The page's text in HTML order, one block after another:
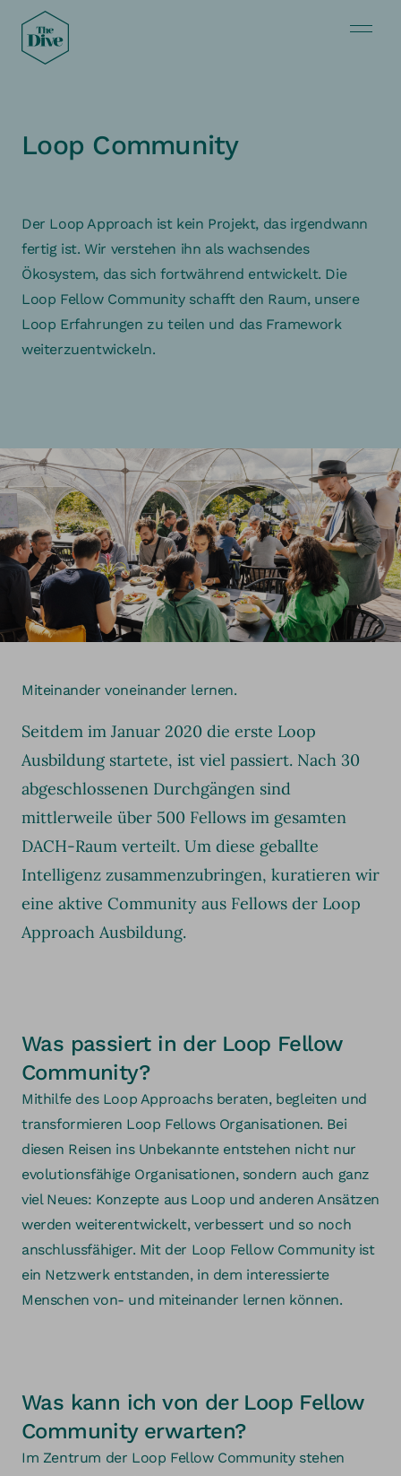
Loop Community
Der Loop Approach ist kein Projekt, das irgendwann
fertig ist. Wir verstehen ihn als wachsendes
Ökosystem, das sich fortwährend entwickelt. Die
Loop Fellow Community schafft den Raum, unsere
Loop Erfahrungen zu teilen und das Framework
weiterzuentwickeln.
Miteinander voneinander lernen.
Seitdem im Januar 2020 die erste Loop
Ausbildung startete, ist viel passiert. Nach 30
abgeschlossenen Durchgängen sind
mittlerweile über 500 Fellows im gesamten
DACH-Raum verteilt. Um diese geballte
Intelligenz zusammenzubringen, kuratieren wir
eine aktive Community aus Fellows der Loop
Approach Ausbildung.
Was passiert in der Loop Fellow
Community?
Mithilfe des Loop Approachs beraten, begleiten und
transformieren Loop Fellows Organisationen. Bei
diesen Reisen ins Unbekannte entstehen nicht nur
evolutionsfähige Organisationen, sondern auch ganz
viel Neues: Konzepte aus Loop und anderen Ansätzen
werden weiterentwickelt, verbessert und so noch
anschlussfähiger. Mit der Loop Fellow Community ist
ein Netzwerk entstanden, in dem interessierte
Menschen von- und miteinander lernen können.
Was kann ich von der Loop Fellow
Community erwarten?
Im Zentrum der Loop Fellow Community stehen